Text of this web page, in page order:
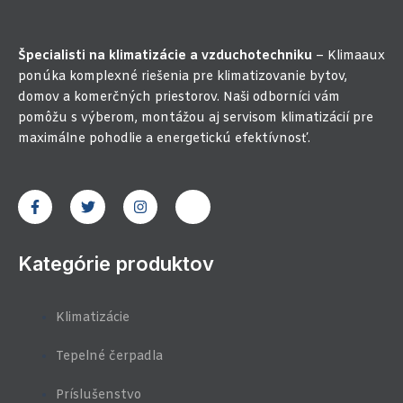
Špecialisti na klimatizácie a vzduchotechniku – Klimaaux
ponúka komplexné riešenia pre klimatizovanie bytov,
domov a komerčných priestorov. Naši odborníci vám
pomôžu s výberom, montážou aj servisom klimatizácií pre
maximálne pohodlie a energetickú efektívnosť.
F
a
c
o
T
w
i
e
I
n
s
g
J
i
o
Kategórie produktov
Klimatizácie
Tepelné čerpadla
Príslušenstvo